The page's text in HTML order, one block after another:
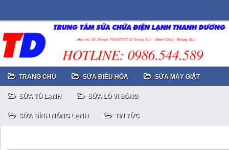
TRANG CHỦ SỬA ĐIỀU HÒA SỬA MÁY GIẶT
SỬA TỦ LẠNH SỬA LÒ VI SÓNG
SỬA BÌNH NÓNG LẠNH TIN TỨC